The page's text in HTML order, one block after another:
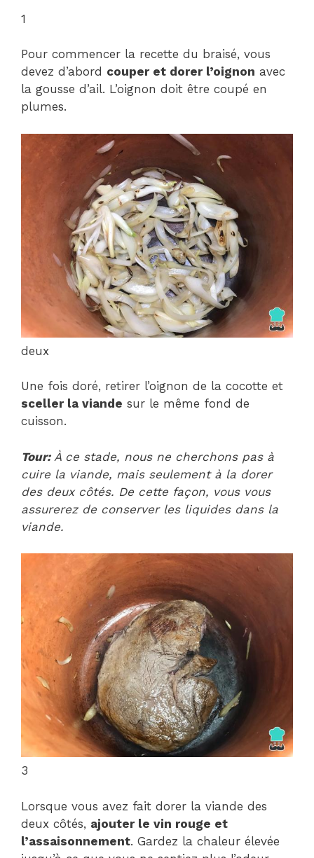
1
Pour commencer la recette du braisé, vous
devez d’abord couper et dorer l’oignon avec
la gousse d’ail. L’oignon doit être coupé en
plumes.
deux
Une fois doré, retirer l’oignon de la cocotte et
sceller la viande sur le même fond de
cuisson.
Tour:À ce stade, nous ne cherchons pas à
cuire la viande, mais seulement à la dorer
des deux côtés. De cette façon, vous vous
assurerez de conserver les liquides dans la
viande.
3
Lorsque vous avez fait dorer la viande des
deux côtés, ajouter le vin rouge et
l’assaisonnement. Gardez la chaleur élevée